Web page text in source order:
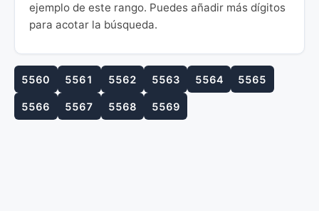
ejemplo de este rango. Puedes añadir más dígitos
para acotar la búsqueda.
5560 5561 5562 5563 5564 5565
5566 5567 5568 5569